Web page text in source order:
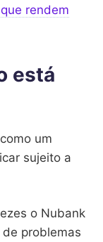
rendem
está
como um
sujeito a
o Nubank
problemas